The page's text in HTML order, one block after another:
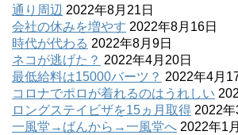
通り周辺 2022年8月21日
会社の休みを増やす 2022年8月16日
時代が代わる 2022年8月9日
ネコが逃げた？ 2022年4月20日
最低給料は15000バーツ？ 2022年4月
コロナでポロが着れるのはうれしい
ロングステイビザを15ヵ月取得 2022年
一風堂→ばんから→一風堂へ 2022年1